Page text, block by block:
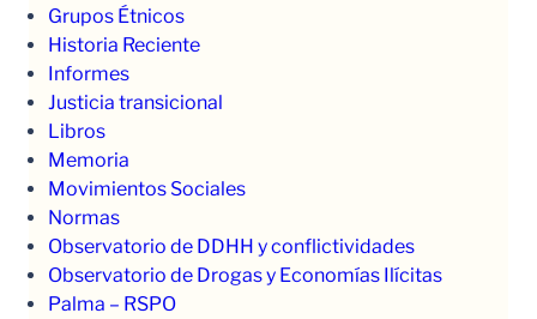
Grupos Étnicos
Historia Reciente
Informes
Justicia transicional
Libros
Memoria
Movimientos Sociales
Normas
Observatorio de DDHH y conflictividades
Observatorio de Drogas y Economías Ilícitas
Palma – RSPO